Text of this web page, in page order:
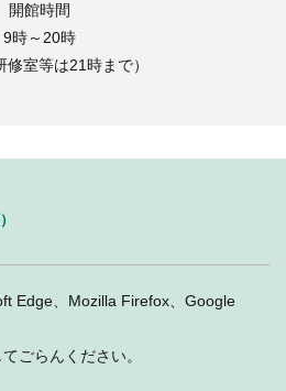
開館時間
9時～20時
修室等は21時まで）
Edge、Mozilla Firefox、Google
ごらんください。